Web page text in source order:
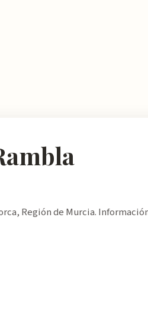
Región de Murcia.